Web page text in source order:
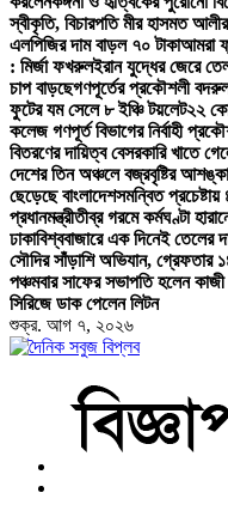
স্বীকৃতি, বিচারপতি মীর হাসমত
এলপিজির দাম বাড়ল ৭০ টাকাআমরা
: মির্জা ফখরুলইরান যুদ্ধের জেরে
চাপ বাড়ছেগণপূর্তের প্রকৌশলী
ফুটের যম সেলে ৮ ইঞ্চি টয়লেট২২
কলেজ গণপূর্ত বিভাগের নির্বাহী
বিতরণের দায়িত্ব বেসরকারি খাতে
দেশের তিন অঞ্চলে বজ্রবৃষ্টির
ছেড়েছে বাংলাদেশসমন্বিত
প্রধানমন্ত্রীতীব্র গরমে কর্মঘণ্টা
ঢাকাবিশ্ববাজারে এক দিনেই তেলের
সৌদির সাঁড়াশি অভিযান, গ্রেফতার
পঞ্চমবার সাফের সভাপতি হলেন কাজী
সিরিজে ডাক পেলেন লিটন
শুক্র. আগ ৭, ২০২৬
বাংলা নিউজ পেপার